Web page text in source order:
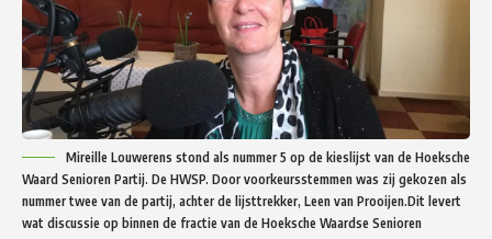
Mireille Louwerens stond als nummer 5 op de kieslijst van de Hoeksche
Waard Senioren Partij. De HWSP. Door voorkeursstemmen was zij gekozen als
nummer twee van de partij, achter de lijsttrekker, Leen van Prooijen.Dit levert
wat discussie op binnen de fractie van de Hoeksche Waardse Senioren